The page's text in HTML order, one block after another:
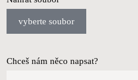
vyberte soubor
Chceš nám něco napsat?